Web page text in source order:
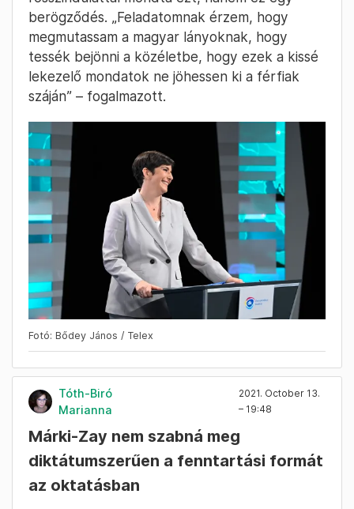
berögződés. „Feladatomnak érzem, hogy
megmutassam a magyar lányoknak, hogy
tessék bejönni a közéletbe, hogy ezek a kissé
lekezelő mondatok ne jöhessen ki a férfiak
száján” – fogalmazott.
Fotó: Bődey János / Telex
Tóth-Biró
Marianna
2021. October 13.
– 19:48
Márki-Zay nem szabná meg
diktátumszerűen a fenntartási formát
az oktatásban